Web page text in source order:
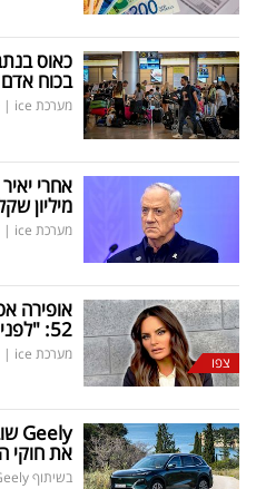
כאוס
בכוח
מערכת ice |
מיליון
מערכת ice |
צפו
אופירה
52: "לפני ואחרי"
מערכת ice |
Geely
את חוקי
בשיתוף Geely